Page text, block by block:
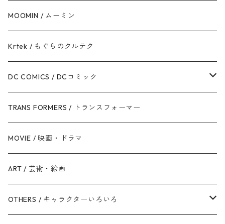
ドロイド
ボバ・フェット / マンダロリアン
ジェダイ・オーダー
銀河帝国 / ダークサイド
反乱同盟軍 / ライトサイド
スターウォーズ・シリーズ
シークエル・トリロジー
スパイダーマン
アイアンマン
キャプテン・アメリカ
マイティ・ソー
ハルク
ブラック・ウィドウ
ブラックパンサー
ディズニープリンセス
ディズニーヴィランズ
シンデレラ
美女と野獣
眠れる森の美女
リトル・マーメイド
白雪姫
トイ・ストーリー
モンスターズ・インク / ユニバーシティ
カーズ
ファインディング・ニモ / ドリー
Mr.インクレディブル
アーロと少年
ピクサー
MOOMIN / ムーミン
Krtek / もぐらのクルテク
DC COMICS / DCコミック
ジャスティス・リーグ
バットマン
スーパーマン
ザ・フラッシュ
TRANS FORMERS / トランスフォーマー
MOVIE / 映画・ドラマ
ART / 芸術・絵画
OTHERS / キャラクターいろいろ